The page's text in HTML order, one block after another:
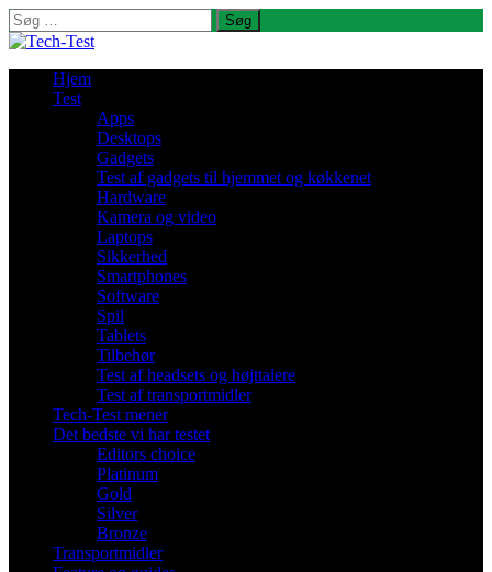
Søg
efter:
Hjem
Test
Apps
Desktops
Gadgets
Test af gadgets til hjemmet og køkkenet
Hardware
Kamera og video
Laptops
Sikkerhed
Smartphones
Software
Spil
Tablets
Tilbehør
Test af headsets og højttalere
Test af transportmidler
Tech-Test mener
Det bedste vi har testet
Editors choice
Platinum
Gold
Silver
Bronze
Transportmidler